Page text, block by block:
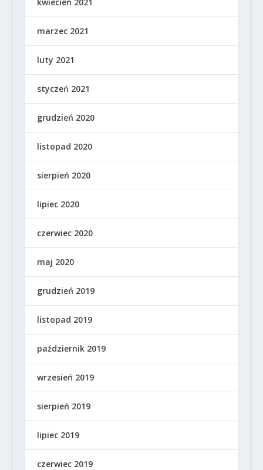
marzec 2021
luty 2021
styczeń 2021
grudzień 2020
listopad 2020
sierpień 2020
lipiec 2020
czerwiec 2020
maj 2020
grudzień 2019
listopad 2019
październik 2019
wrzesień 2019
sierpień 2019
lipiec 2019
czerwiec 2019